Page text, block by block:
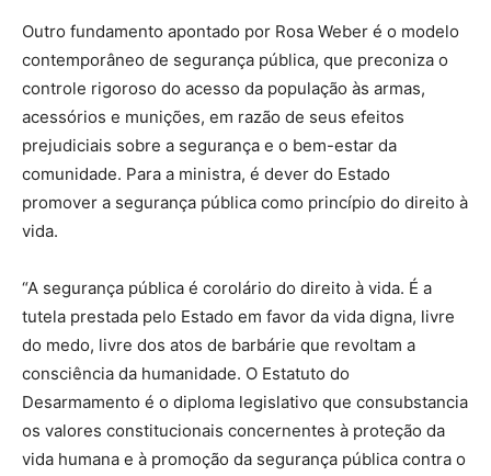
Outro fundamento apontado por Rosa Weber é o modelo
contemporâneo de segurança pública, que preconiza o
controle rigoroso do acesso da população às armas,
acessórios e munições, em razão de seus efeitos
prejudiciais sobre a segurança e o bem-estar da
comunidade. Para a ministra, é dever do Estado
promover a segurança pública como princípio do direito à
vida.
“A segurança pública é corolário do direito à vida. É a
tutela prestada pelo Estado em favor da vida digna, livre
do medo, livre dos atos de barbárie que revoltam a
consciência da humanidade. O Estatuto do
Desarmamento é o diploma legislativo que consubstancia
os valores constitucionais concernentes à proteção da
vida humana e à promoção da segurança pública contra o